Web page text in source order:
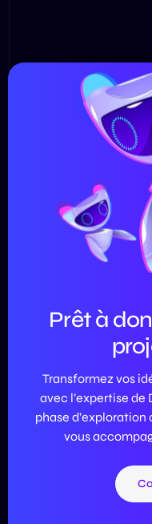
Prêt à
Transformez vos
avec l’expertise de
phase
vous